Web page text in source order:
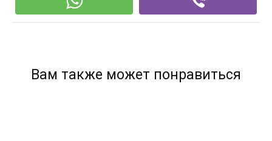
Вам также может понравиться